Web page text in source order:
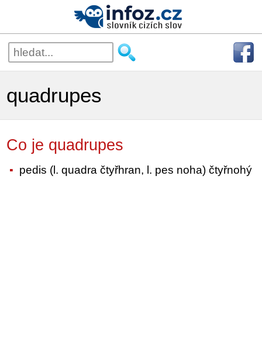
quadrupes
Co je quadrupes
pedis (l. quadra čtyřhran, l. pes noha) čtyřnohý